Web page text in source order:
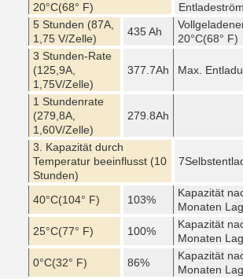
20°C(68° F)
5 Stunden (87A,
1,75 V/Zelle)
435 Ah
20°C(68° F)
3 Stunden-Rate
(125,9A,
1,75V/Zelle)
377.7Ah Max.
1 Stundenrate
(279,8A,
1,60V/Zelle)
279.8Ah
3. Kapazität durch
Temperatur beeinflusst (10
Stunden)
40°C(104° F) 103%
Kapazität
Monaten
25°C(77° F) 100%
Kapazität
Monaten
0°C(32° F) 86%
Kapazität
Monaten